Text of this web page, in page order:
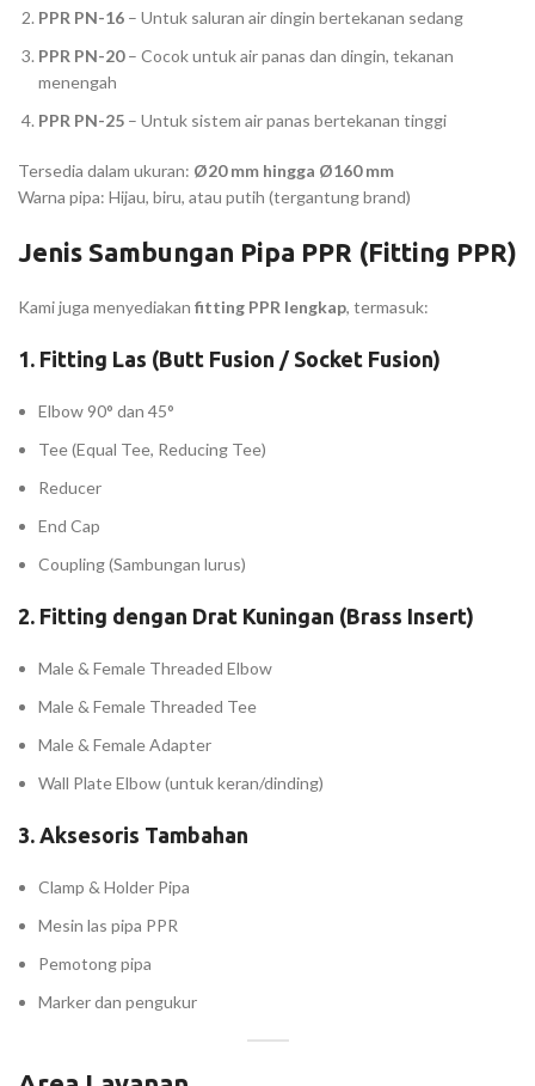
PPR PN-16 – Untuk saluran air dingin bertekanan sedang
PPR PN-20– Cocok untuk air panas dan dingin, tekanan
menengah
PPR PN-25 – Untuk sistem air panas bertekanan tinggi
Tersedia dalam ukuran: Ø20 mm hingga Ø160 mm
Warna pipa: Hijau, biru, atau putih (tergantung brand)
Jenis Sambungan Pipa PPR (Fitting PPR)
Kami juga menyediakan fitting PPR lengkap, termasuk:
1. Fitting Las (Butt Fusion / Socket Fusion)
Elbow 90° dan 45°
Tee (Equal Tee, Reducing Tee)
Reducer
End Cap
Coupling (Sambungan lurus)
2. Fitting dengan Drat Kuningan (Brass Insert)
Male & Female Threaded Elbow
Male & Female Threaded Tee
Male & Female Adapter
Wall Plate Elbow (untuk keran/dinding)
3. Aksesoris Tambahan
Clamp & Holder Pipa
Mesin las pipa PPR
Pemotong pipa
Marker dan pengukur